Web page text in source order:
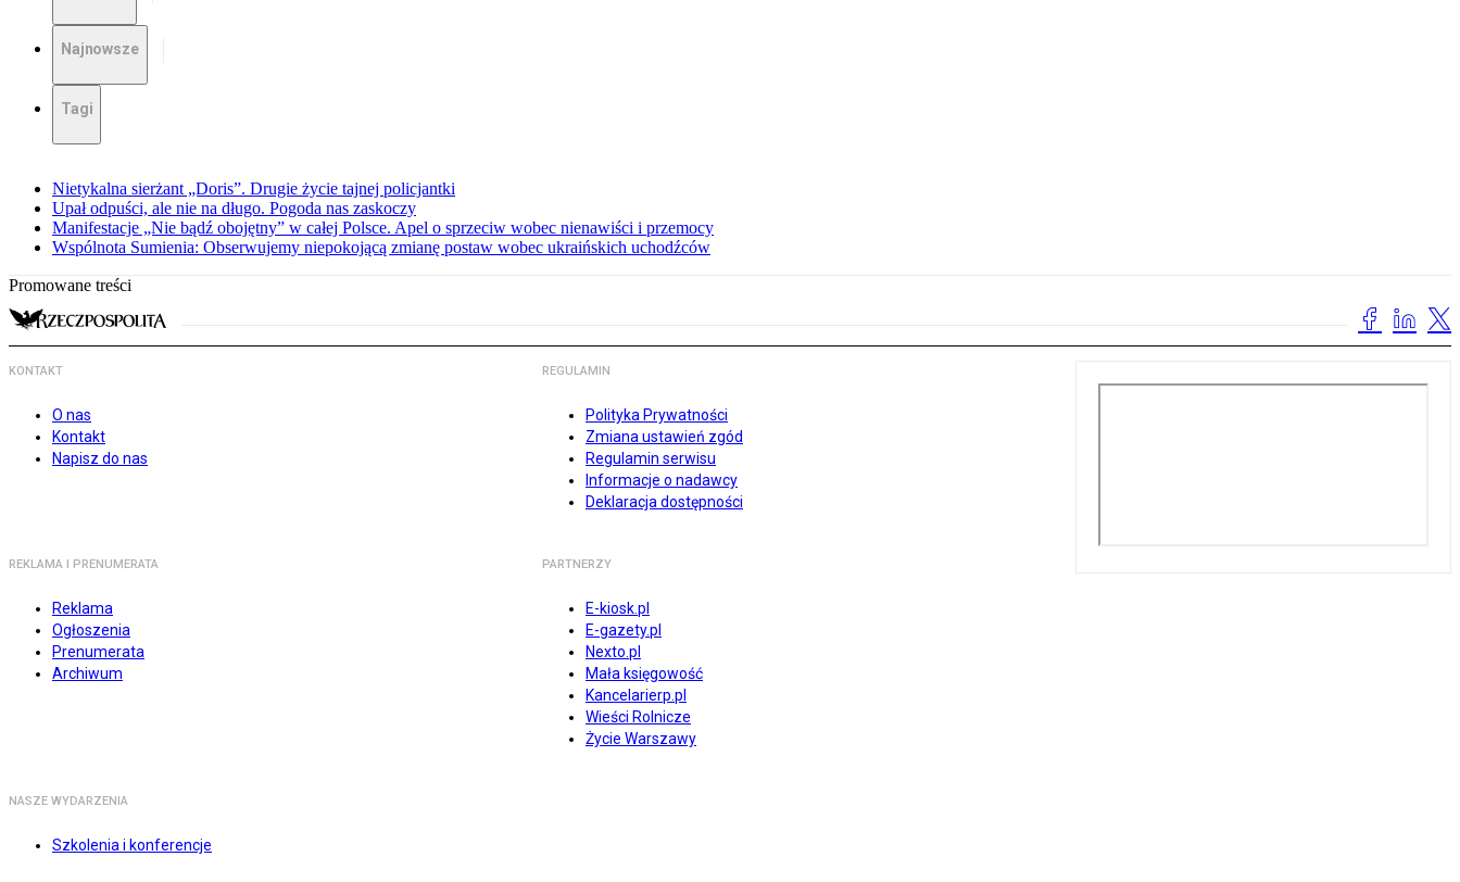
Najnowsze
Tagi
Nietykalna sierżant „Doris”. Drugie życie tajnej policjantki
Upał odpuści, ale nie na długo. Pogoda nas zaskoczy
Manifestacje „Nie bądź obojętny” w całej Polsce. Apel o sprzeciw wobec nienawiści i przemocy
Wspólnota Sumienia: Obserwujemy niepokojącą zmianę postaw wobec ukraińskich uchodźców
Promowane treści
KONTAKT
O nas
Kontakt
Napisz do nas
REGULAMIN
Polityka Prywatności
Zmiana ustawień zgód
Regulamin serwisu
Informacje o nadawcy
Deklaracja dostępności
REKLAMA I PRENUMERATA
Reklama
Ogłoszenia
Prenumerata
Archiwum
PARTNERZY
E-kiosk.pl
E-gazety.pl
Nexto.pl
Mała księgowość
Kancelarierp.pl
Wieści Rolnicze
Życie Warszawy
NASZE WYDARZENIA
Szkolenia i konferencje